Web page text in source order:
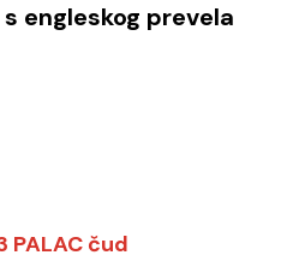
engleskog prevela
PALAC čud